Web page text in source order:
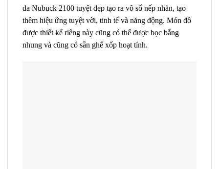
da Nubuck 2100 tuyệt đẹp tạo ra vô số nếp nhăn, tạo
thêm hiệu ứng tuyệt vời, tinh tế và năng động. Món đồ
được thiết kế riêng này cũng có thể được bọc bằng
nhung và cũng có sẵn ghế xốp hoạt tính.